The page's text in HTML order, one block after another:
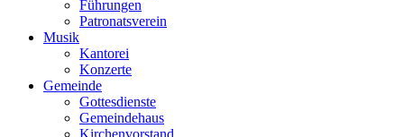
Führungen
Patronatsverein
Musik
Kantorei
Konzerte
Gemeinde
Gottesdienste
Gemeindehaus
Kirchenvorstand